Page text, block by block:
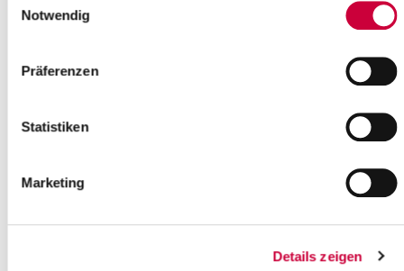
Notwendig
Präferenzen
Statistiken
Marketing
Details zeigen
25551 Hohenlockstedt
+49 4826 3704524
Zurück zur Auswahl